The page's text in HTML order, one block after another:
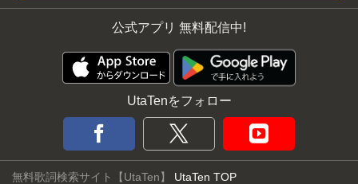
公式アプリ 無料配信中!
UtaTenをフォロー
無料歌詞検索サイト【UtaTen】 UtaTen TOP